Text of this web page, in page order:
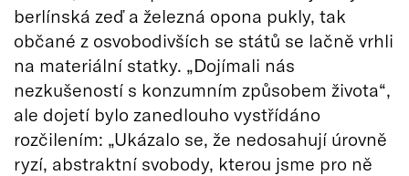
berlínská zeď a železná opona pukly, tak
občané z osvobodivších se států se lačně vrhli
na materiální statky. „Dojímali nás
nezkušeností s konzumním způsobem života“,
ale dojetí bylo zanedlouho vystřídáno
rozčilením: „Ukázalo se, že nedosahují úrovně
ryzí, abstraktní svobody, kterou jsme pro ně